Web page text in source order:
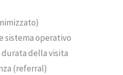
sistema operativo
durata della visita
(referral)